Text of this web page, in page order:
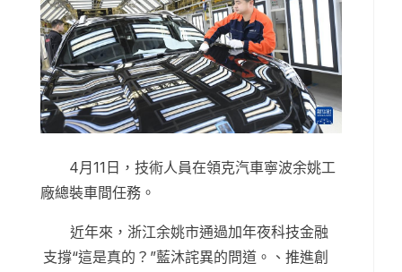
4月11日，技術人員在領克汽車寧波余姚工
廠總裝車間任務。
近年來，浙江余姚市通過加年夜科技金融
支撐“這是真的？”藍沐詫異的問道。、推進創